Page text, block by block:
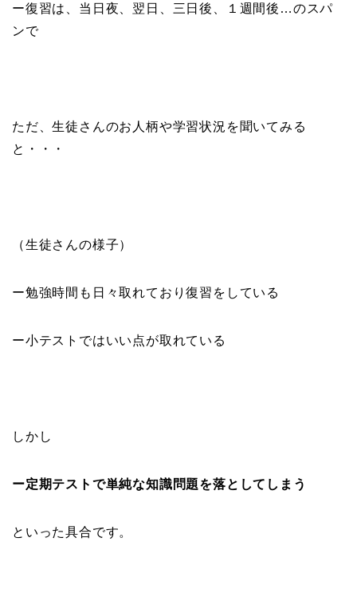
ー復習は、当日夜、翌日、三日後、１週間後…のスパ
ンで
ただ、生徒さんのお人柄や学習状況を聞いてみる
と・・・
（生徒さんの様子）
ー勉強時間も日々取れており復習をしている
ー小テストではいい点が取れている
しかし
ー定期テストで単純な知識問題を落としてしまう
といった具合です。